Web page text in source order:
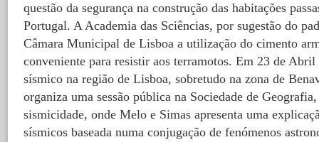
questão da segurança na construção das habitações
Portugal. A Academia das Sciências, por sugestão do
Câmara Municipal de Lisboa a utilização do cimento
conveniente para resistir aos terramotos. Em 23 de Abril
sísmico na região de Lisboa, sobretudo na zona de
organiza uma sessão pública na Sociedade de
sismicidade, onde Melo e Simas apresenta uma
sísmicos baseada numa conjugação de fenómenos